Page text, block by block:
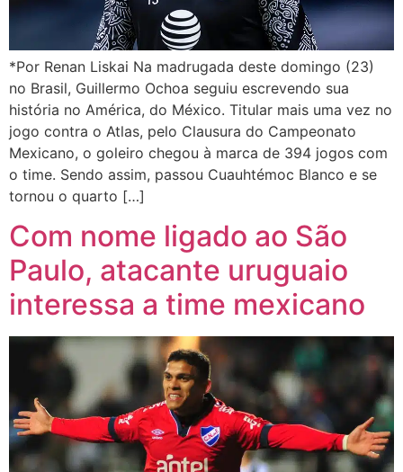
*Por Renan Liskai Na madrugada deste domingo (23)
no Brasil, Guillermo Ochoa seguiu escrevendo sua
história no América, do México. Titular mais uma vez no
jogo contra o Atlas, pelo Clausura do Campeonato
Mexicano, o goleiro chegou à marca de 394 jogos com
o time. Sendo assim, passou Cuauhtémoc Blanco e se
tornou o quarto […]
Com nome ligado ao São
Paulo, atacante uruguaio
interessa a time mexicano